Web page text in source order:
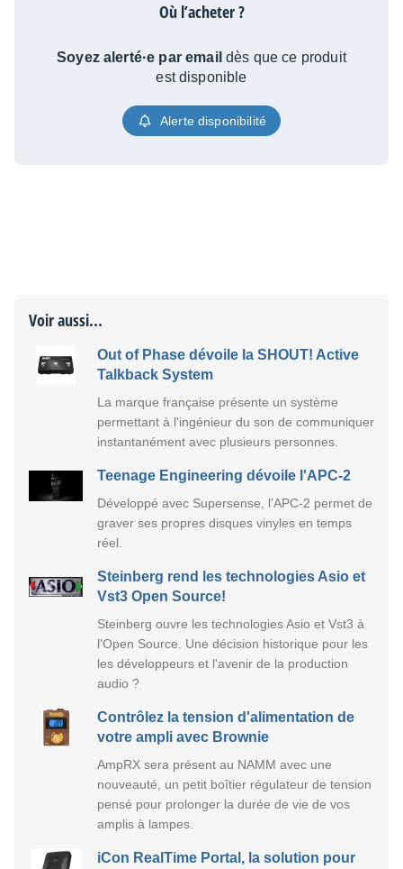
Où l’acheter ?
Soyez alerté·e par email dès que ce produit
est disponible
Alerte disponibilité
Voir aussi...
Out of Phase dévoile la SHOUT! Active
Talkback System
La marque française présente un système
permettant à l'ingénieur du son de communiquer
instantanément avec plusieurs personnes.
Teenage Engineering dévoile l'APC-2
Développé avec Supersense, l’APC-2 permet de
graver ses propres disques vinyles en temps
réel.
Steinberg rend les technologies Asio et
Vst3 Open Source!
Steinberg ouvre les technologies Asio et Vst3 à
l'Open Source. Une décision historique pour les
les développeurs et l'avenir de la production
audio ?
Contrôlez la tension d'alimentation de
votre ampli avec Brownie
AmpRX sera présent au NAMM avec une
nouveauté, un petit boîtier régulateur de tension
pensé pour prolonger la durée de vie de vos
amplis à lampes.
iCon RealTime Portal, la solution pour